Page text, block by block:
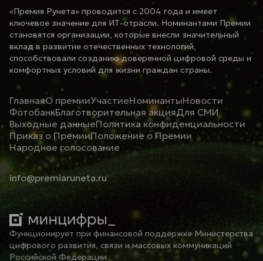
«Премия Рунета» проводится с 2004 года и имеет
ключевое значение для ИТ-отрасли. Номинантами Премии
становятся организации, которые внесли значительный
вклад в развитие отечественных технологий,
способствовали созданию доверенной цифровой среды и
комфортных условий для жизни граждан страны.
ГлавнаяО премииУчастиеНоминантыНовости
ФотобанкБлаготворительная акцияДля СМИ
Выходные данныеПолитика конфиденциальности
Приказ о ПремииПоложение о Премии
Народное голосование
info@premiaruneta.ru
Функционирует при финансовой поддержке Министерства
цифрового развития, связи и массовых коммуникаций
Российской Федерации